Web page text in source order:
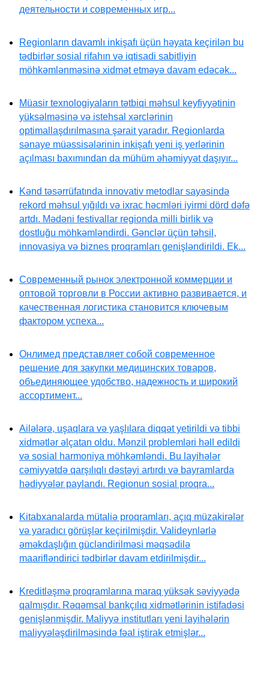
деятельности и современных игр...
Regionların davamlı inkişafı üçün həyata keçirilən bu
tədbirlər sosial rifahın və iqtisadi sabitliyin
möhkəmlənməsinə xidmət etməyə davam edəcək...
Müasir texnologiyaların tətbiqi məhsul keyfiyyətinin
yüksəlməsinə və istehsal xərclərinin
optimallaşdırılmasına şərait yaradır. Regionlarda
sənaye müəssisələrinin inkişafı yeni iş yerlərinin
açılması baxımından da mühüm əhəmiyyət daşıyır...
Kənd təsərrüfatında innovativ metodlar sayəsində
rekord məhsul yığıldı və ixrac həcmləri iyirmi dörd dəfə
artdı. Mədəni festivallar regionda milli birlik və
dostluğu möhkəmləndirdi. Gənclər üçün təhsil,
innovasiya və biznes proqramları genişləndirildi. Ek...
Современный рынок электронной коммерции и
оптовой торговли в России активно развивается, и
качественная логистика становится ключевым
фактором успеха...
Онлимед представляет собой современное
решение для закупки медицинских товаров,
объединяющее удобство, надежность и широкий
ассортимент...
Ailələrə, uşaqlara və yaşlılara diqqət yetirildi və tibbi
xidmətlər əlçatan oldu. Mənzil problemləri həll edildi
və sosial harmoniya möhkəmləndi. Bu layihələr
cəmiyyətdə qarşılıqlı dəstəyi artırdı və bayramlarda
hədiyyələr paylandı. Regionun sosial proqra...
Kitabxanalarda mütaliə proqramları, açıq müzakirələr
və yaradıcı görüşlər keçirilmişdir. Valideynlərlə
əməkdaşlığın gücləndirilməsi məqsədilə
maarifləndirici tədbirlər davam etdirilmişdir...
Kreditləşmə proqramlarına maraq yüksək səviyyədə
qalmışdır. Rəqəmsal bankçılıq xidmətlərinin istifadəsi
genişlənmişdir. Maliyyə institutları yeni layihələrin
maliyyələşdirilməsində fəal iştirak etmişlər...